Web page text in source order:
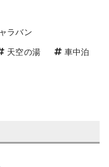
ラバン
天空の湯
車中泊